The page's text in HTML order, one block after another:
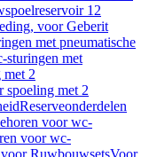
12
voor Geberit
met pneumatische
sturingen met
met 2
spoeling met 2
Reserveonderdelen
voor wc-
voor wc-
RuwbouwsetsVoor